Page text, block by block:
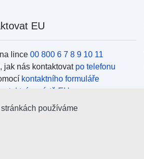
EU
lince 00 800 6 7 8 9 10 11
jak nás kontaktovat po telefonu
kontaktního formuláře
místě EU
používáme